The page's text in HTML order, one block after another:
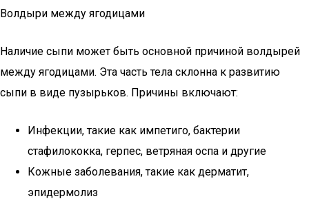
Волдыри между ягодицами
Наличие сыпи может быть основной причиной волдырей
между ягодицами. Эта часть тела склонна к развитию
сыпи в виде пузырьков. Причины включают:
Инфекции, такие как импетиго, бактерии
стафилококка, герпес, ветряная оспа и другие
Кожные заболевания, такие как дерматит,
эпидермолиз